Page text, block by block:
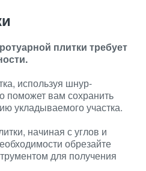
плитки требует
используя шнур-
поможет вам сохранить
укладываемого участка.
начиная с углов и
обрезайте
для получения